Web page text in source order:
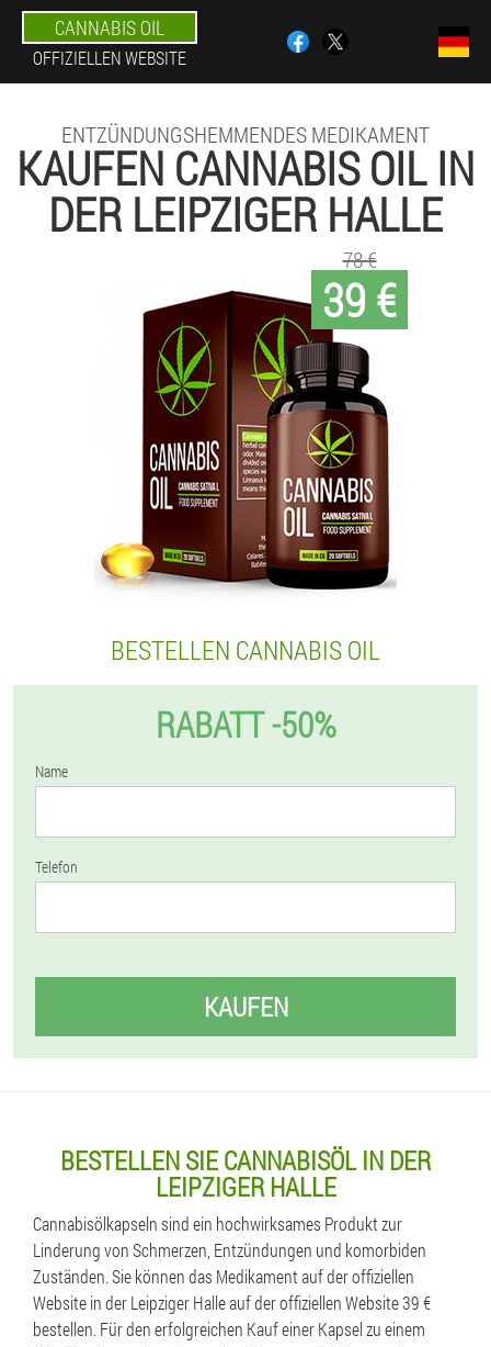
CANNABIS OIL
OFFIZIELLEN WEBSITE
ENTZÜNDUNGSHEMMENDES MEDIKAMENT
KAUFEN CANNABIS OIL IN
DER LEIPZIGER HALLE
39 €
78 €
BESTELLEN CANNABIS OIL
RABATT -50%
Name
Telefon
KAUFEN
BESTELLEN SIE CANNABISÖL IN DER
LEIPZIGER HALLE
Cannabisölkapseln sind ein hochwirksames Produkt zur
Linderung von Schmerzen, Entzündungen und komorbiden
Zuständen. Sie können das Medikament auf der offiziellen
Website in der Leipziger Halle auf der offiziellen Website 39 €
bestellen. Für den erfolgreichen Kauf einer Kapsel zu einem